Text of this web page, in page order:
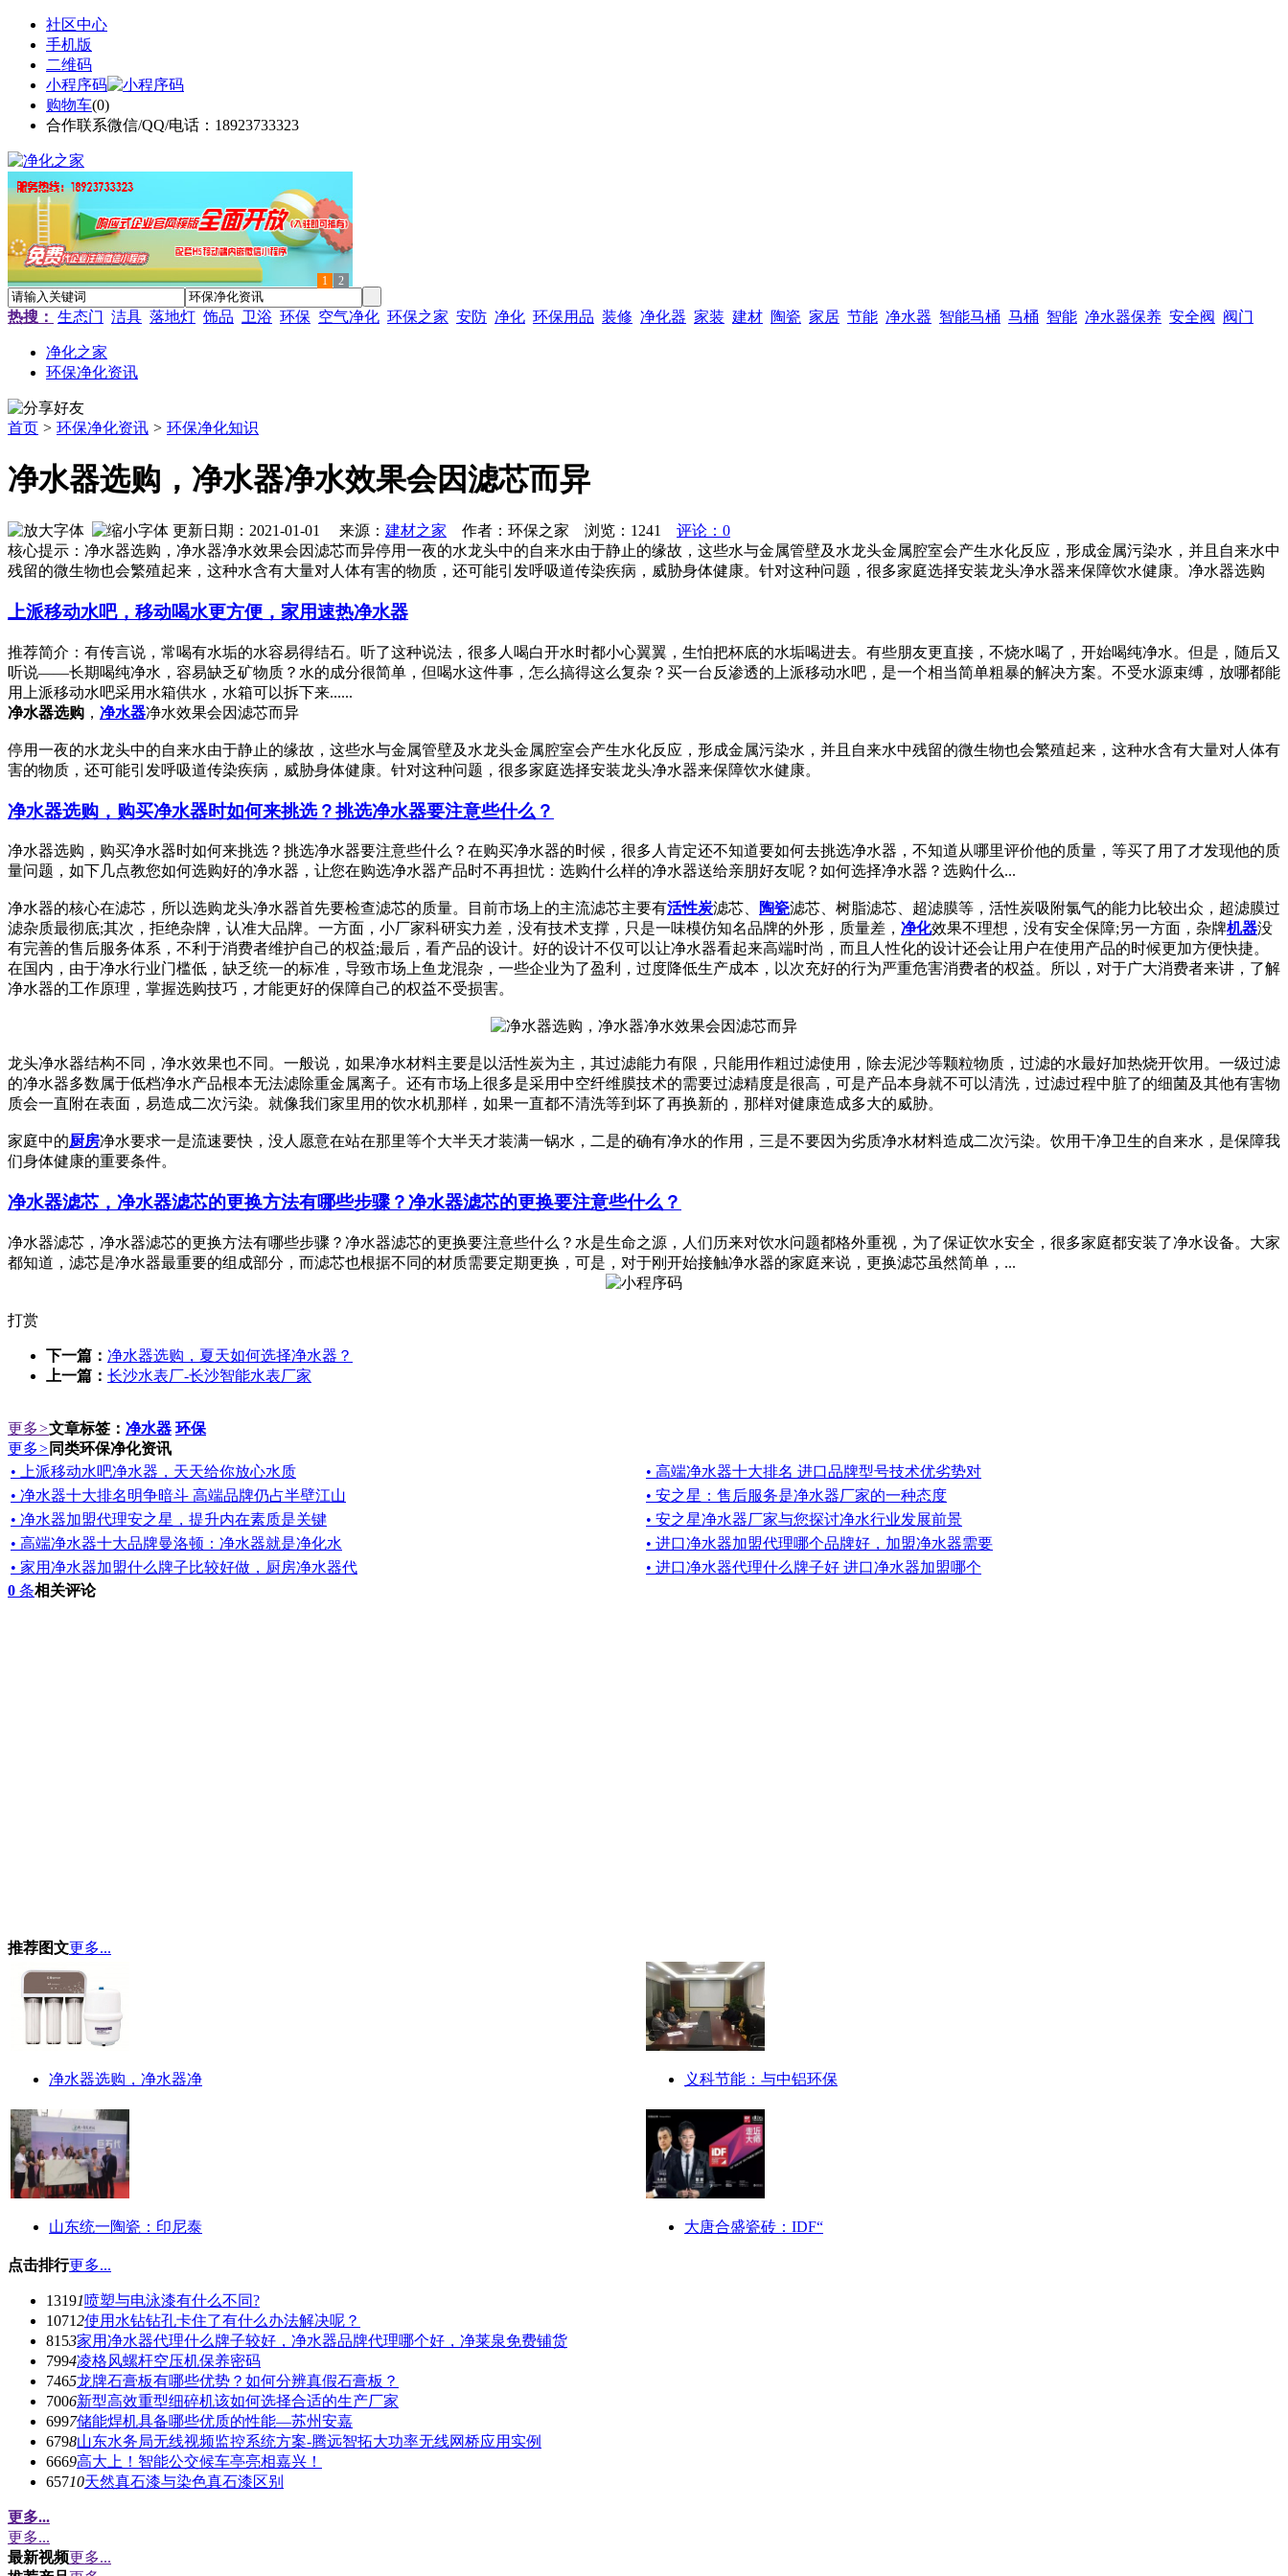
社区中心
手机版
二维码
小程序码
购物车(0)
合作联系微信/QQ/电话：18923733323
1 2
热搜： 生态门 洁具 落地灯 饰品 卫浴 环保 空气净化 环保之家 安防 净化 环保用品 装修 净化器 家装 建材 陶瓷 家居 节能 净水器 智能马桶 马桶 智能 净水器保养 安全阀 阀门
净化之家
环保净化资讯
首页 > 环保净化资讯 > 环保净化知识
净水器选购，净水器净水效果会因滤芯而异
更新日期：2021-01-01 来源： 建材之家 作者：环保之家 浏览： 1241
评论：0
核心提示：净水器选购，净水器净水效果会因滤芯而异停用一夜的水龙头中的自来水由于静止的缘故，这些水与金属管壁及水龙头金属腔室会产生水化反应，形成金属污染水，并且自来水中
残留的微生物也会繁殖起来，这种水含有大量对人体有害的物质，还可能引发呼吸道传染疾病，威胁身体健康。针对这种问题，很多家庭选择安装龙头净水器来保障饮水健康。净水器选购
上派移动水吧，移动喝水更方便，家用速热净水器
推荐简介：有传言说，常喝有水垢的水容易得结石。听了这种说法，很多人喝白开水时都小心翼翼，生怕把杯底的水垢喝进去。有些朋友更直接，不烧水喝了，开始喝纯净水。但是，随后又
听说——长期喝纯净水，容易缺乏矿物质？水的成分很简单，但喝水这件事，怎么搞得这么复杂？买一台反渗透的上派移动水吧，是一个相当简单粗暴的解决方案。不受水源束缚，放哪都能
用上派移动水吧采用水箱供水，水箱可以拆下来......
净水器选购 ， 净水器净水效果会因滤芯而异
停用一夜的水龙头中的自来水由于静止的缘故，这些水与金属管壁及水龙头金属腔室会产生水化反应，形成金属污染水，并且自来水中残留的微生物也会繁殖起来，这种水含有大量对人体有
害的物质，还可能引发呼吸道传染疾病，威胁身体健康。针对这种问题，很多家庭选择安装龙头净水器来保障饮水健康。
净水器选购，购买净水器时如何来挑选？挑选净水器要注意些什么？
净水器选购，购买净水器时如何来挑选？挑选净水器要注意些什么？在购买净水器的时候，很多人肯定还不知道要如何去挑选净水器，不知道从哪里评价他的质量，等买了用了才发现他的质
量问题，如下几点教您如何选购好的净水器，让您在购选净水器产品时不再担忧：选购什么样的净水器送给亲朋好友呢？如何选择净水器？选购什么...
净水器的核心在滤芯，所以选购龙头净水器首先要检查滤芯的质量。目前市场上的主流滤芯主要有活性炭滤芯、 陶瓷滤芯、树脂滤芯、超滤膜等，活性炭吸附氯气的能力比较出众，超滤膜过
滤杂质最彻底;其次，拒绝杂牌，认准大品牌。一方面，小厂家科研实力差，没有技术支撑，只是一味模仿知名品牌的外形，质量差， 净化效果不理想，没有安全保障;另一方面，杂牌机器没
有完善的售后服务体系，不利于消费者维护自己的权益;最后，看产品的设计。好的设计不仅可以让净水器看起来高端时尚，而且人性化的设计还会让用户在使用产品的时候更加方便快捷。
在国内，由于净水行业门槛低，缺乏统一的标准，导致市场上鱼龙混杂，一些企业为了盈利，过度降低生产成本，以次充好的行为严重危害消费者的权益。所以，对于广大消费者来讲，了解
净水器的工作原理，掌握选购技巧，才能更好的保障自己的权益不受损害。
龙头净水器结构不同，净水效果也不同。一般说，如果净水材料主要是以活性炭为主，其过滤能力有限，只能用作粗过滤使用，除去泥沙等颗粒物质，过滤的水最好加热烧开饮用。一级过滤
的净水器多数属于低档净水产品根本无法滤除重金属离子。还有市场上很多是采用中空纤维膜技术的需要过滤精度是很高，可是产品本身就不可以清洗，过滤过程中脏了的细菌及其他有害物
质会一直附在表面，易造成二次污染。就像我们家里用的饮水机那样，如果一直都不清洗等到坏了再换新的，那样对健康造成多大的威胁。
家庭中的厨房净水要求一是流速要快，没人愿意在站在那里等个大半天才装满一锅水，二是的确有净水的作用，三是不要因为劣质净水材料造成二次污染。饮用干净卫生的自来水，是保障我
们身体健康的重要条件。
净水器滤芯，净水器滤芯的更换方法有哪些步骤？净水器滤芯的更换要注意些什么？
净水器滤芯，净水器滤芯的更换方法有哪些步骤？净水器滤芯的更换要注意些什么？水是生命之源，人们历来对饮水问题都格外重视，为了保证饮水安全，很多家庭都安装了净水设备。大家
都知道，滤芯是净水器最重要的组成部分，而滤芯也根据不同的材质需要定期更换，可是，对于刚开始接触净水器的家庭来说，更换滤芯虽然简单，...
打赏
下一篇： 净水器选购，夏天如何选择净水器？
上一篇： 长沙水表厂-长沙智能水表厂家
更多>文章标签： 净水器 环保
更多> 同类环保净化资讯
• 上派移动水吧净水器，天天给你放心水质
• 高端净水器十大排名 进口品牌型号技术优劣势对
• 净水器十大排名明争暗斗 高端品牌仍占半壁江山
• 安之星：售后服务是净水器厂家的一种态度
• 净水器加盟代理安之星，提升内在素质是关键
• 安之星净水器厂家与您探讨净水行业发展前景
• 高端净水器十大品牌曼洛顿：净水器就是净化水
• 进口净水器加盟代理哪个品牌好，加盟净水器需要
• 家用净水器加盟什么牌子比较好做，厨房净水器代
• 进口净水器代理什么牌子好 进口净水器加盟哪个
0 条相关评论
推荐图文更多...
净水器选购，净水器净 义科节能：与中铝环保
山东统一陶瓷：印尼泰 大唐合盛瓷砖：IDF“
点击排行更多...
13191喷塑与电泳漆有什么不同?
10712使用水钻钻孔卡住了有什么办法解决呢？
8153家用净水器代理什么牌子较好，净水器品牌代理哪个好，净莱泉免费铺货
7994凌格风螺杆空压机保养密码
7465龙牌石膏板有哪些优势？如何分辨真假石膏板？
7006新型高效重型细碎机该如何选择合适的生产厂家
6997储能焊机具备哪些优质的性能—苏州安嘉
6798山东水务局无线视频监控系统方案-腾远智拓大功率无线网桥应用实例
6669高大上！智能公交候车亭亮相嘉兴！
65710天然真石漆与染色真石漆区别
更多...
更多...
最新视频更多...